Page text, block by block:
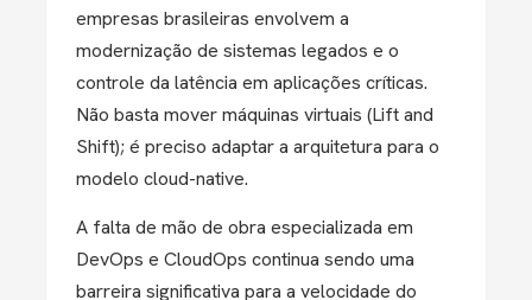
empresas brasileiras envolvem a
modernização de sistemas legados e o
controle da latência em aplicações críticas.
Não basta mover máquinas virtuais (Lift and
Shift); é preciso adaptar a arquitetura para o
modelo cloud-native.
A falta de mão de obra especializada em
DevOps e CloudOps continua sendo uma
barreira significativa para a velocidade do